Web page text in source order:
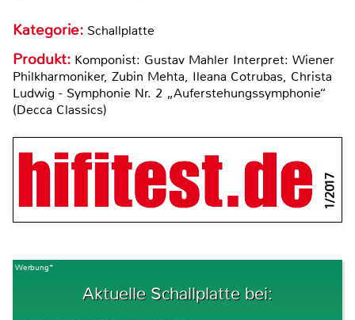
Kategorie: Schallplatte
Produkt: Komponist: Gustav Mahler Interpret: Wiener
Philkharmoniker, Zubin Mehta, Ileana Cotrubas, Christa
Ludwig - Symphonie Nr. 2 „Auferstehungssymphonie“
(Decca Classics)
1/2017
Werbung*
Aktuelle Schallplatte bei: